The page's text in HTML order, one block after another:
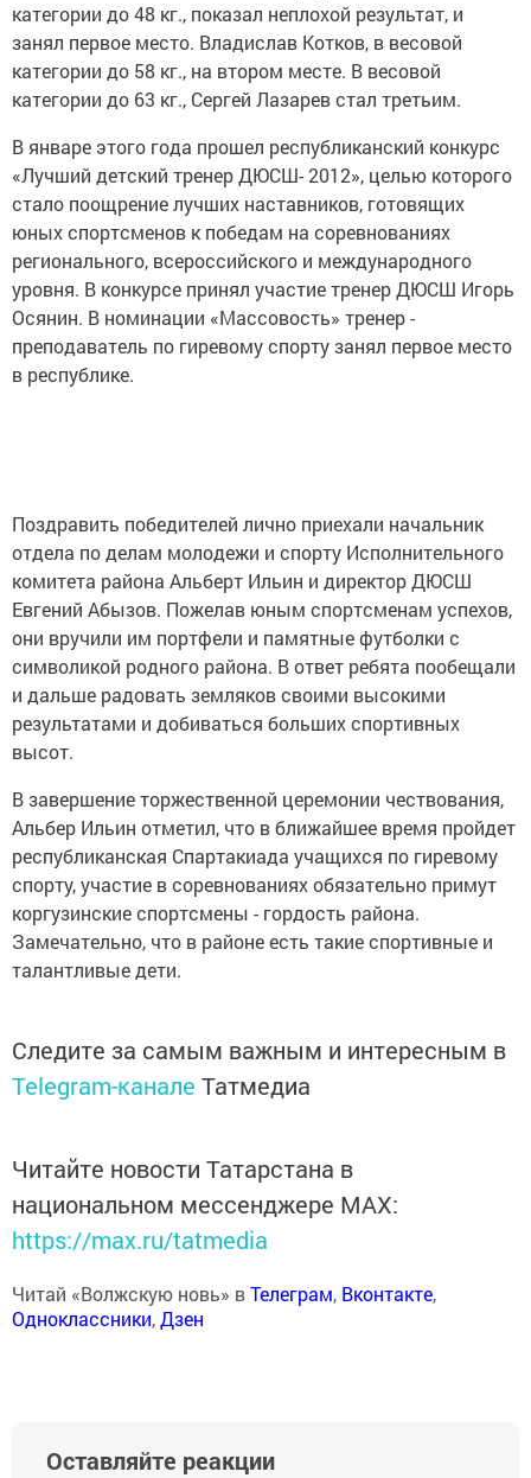
категории до 48 кг., показал неплохой результат, и
занял первое место. Владислав Котков, в весовой
категории до 58 кг., на втором месте. В весовой
категории до 63 кг., Сергей Лазарев стал третьим.
В январе этого года прошел республиканский конкурс
«Лучший детский тренер ДЮСШ- 2012», целью которого
стало поощрение лучших наставников, готовящих
юных спортсменов к победам на соревнованиях
регионального, всероссийского и международного
уровня. В конкурсе принял участие тренер ДЮСШ Игорь
Осянин. В номинации «Массовость» тренер -
преподаватель по гиревому спорту занял первое место
в республике.
Поздравить победителей лично приехали начальник
отдела по делам молодежи и спорту Исполнительного
комитета района Альберт Ильин и директор ДЮСШ
Евгений Абызов. Пожелав юным спортсменам успехов,
они вручили им портфели и памятные футболки с
символикой родного района. В ответ ребята пообещали
и дальше радовать земляков своими высокими
результатами и добиваться больших спортивных
высот.
В завершение торжественной церемонии чествования,
Альбер Ильин отметил, что в ближайшее время пройдет
республиканская Спартакиада учащихся по гиревому
спорту, участие в соревнованиях обязательно примут
коргузинские спортсмены - гордость района.
Замечательно, что в районе есть такие спортивные и
талантливые дети.
Следите за самым важным и интересным в
Telegram-канале Татмедиа
Читайте новости Татарстана в
национальном мессенджере MАХ:
https://max.ru/tatmedia
Читай «Волжскую новь» вТелеграм, Вконтакте,
Одноклассники,Дзен
Оставляйте реакции